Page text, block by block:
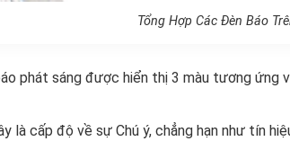
Tổng Hợp Các Đèn Báo
phát sáng được hiển thị 3 màu tương ứng
là cấp độ về sự Chú ý, chẳng hạn như tín